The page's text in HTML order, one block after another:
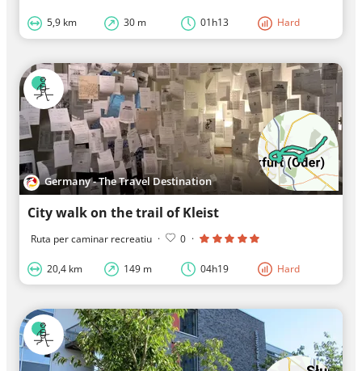
5,9 km 30 m 01h13 Hard
Germany - The Travel Destination
City walk on the trail of Kleist
Ruta per caminar recreatiu · 0 ·
20,4 km 149 m 04h19 Hard